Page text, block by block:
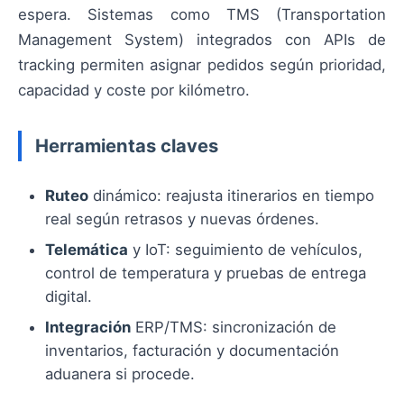
espera. Sistemas como TMS (Transportation
Management System) integrados con APIs de
tracking permiten asignar pedidos según prioridad,
capacidad y coste por kilómetro.
Herramientas claves
Ruteo dinámico: reajusta itinerarios en tiempo
real según retrasos y nuevas órdenes.
Telemática y IoT: seguimiento de vehículos,
control de temperatura y pruebas de entrega
digital.
Integración ERP/TMS: sincronización de
inventarios, facturación y documentación
aduanera si procede.